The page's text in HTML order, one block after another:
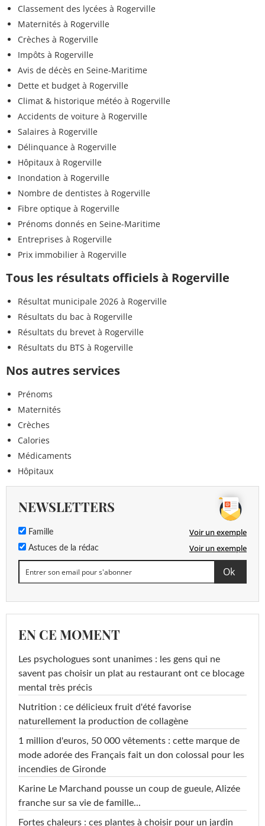
Classement des lycées à Rogerville
Maternités à Rogerville
Crèches à Rogerville
Impôts à Rogerville
Avis de décès en Seine-Maritime
Dette et budget à Rogerville
Climat & historique météo à Rogerville
Accidents de voiture à Rogerville
Salaires à Rogerville
Délinquance à Rogerville
Hôpitaux à Rogerville
Inondation à Rogerville
Nombre de dentistes à Rogerville
Fibre optique à Rogerville
Prénoms donnés en Seine-Maritime
Entreprises à Rogerville
Prix immobilier à Rogerville
Tous les résultats officiels à Rogerville
Résultat municipale 2026 à Rogerville
Résultats du bac à Rogerville
Résultats du brevet à Rogerville
Résultats du BTS à Rogerville
Nos autres services
Prénoms
Maternités
Crèches
Calories
Médicaments
Hôpitaux
NEWSLETTERS
Famille Voir un exemple
Astuces de la rédac Voir un exemple
EN CE MOMENT
Les psychologues sont unanimes : les gens qui ne
savent pas choisir un plat au restaurant ont ce blocage
mental très précis
Nutrition : ce délicieux fruit d'été favorise
naturellement la production de collagène
1 million d'euros, 50 000 vêtements : cette marque de
mode adorée des Français fait un don colossal pour les
incendies de Gironde
Karine Le Marchand pousse un coup de gueule, Alizée
franche sur sa vie de famille...
Fortes chaleurs : ces plantes à choisir pour un jardin